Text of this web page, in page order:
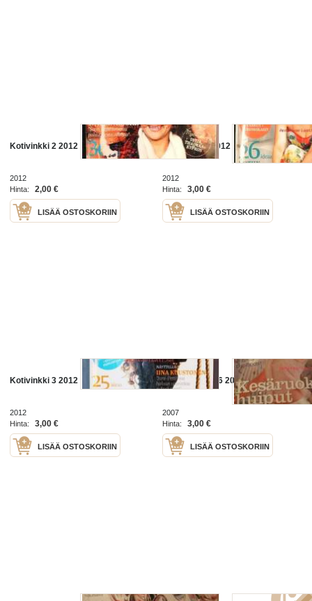
Kotivinkki 2 2012
2012
Hinta:
2,00 €
LISÄÄ OSTOSKORIIN
Kotivinkki 7 2012
2012
Hinta:
3,00 €
LISÄÄ OSTOSKORIIN
Kotivinkki 3 2012
2012
Hinta:
3,00 €
LISÄÄ OSTOSKORIIN
Kotivinkki 20 /6 2007
2007
Hinta:
3,00 €
LISÄÄ OSTOSKORIIN